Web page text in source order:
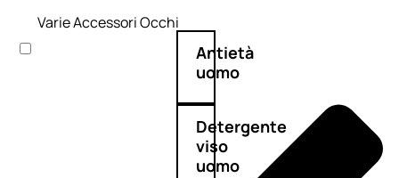
Antietà
uomo
Detergente
viso
uomo
Varie Accessori Occhi